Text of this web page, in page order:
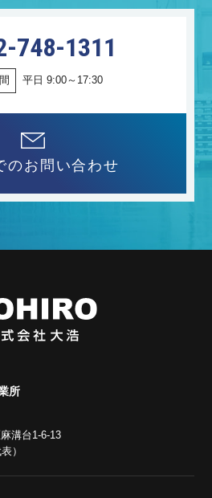
748-1311
平日 9:00～17:30
のお問い合わせ
所
溝台1-6-13
）